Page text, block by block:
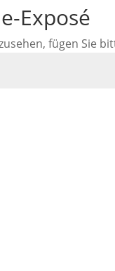
Exposé
fügen Sie